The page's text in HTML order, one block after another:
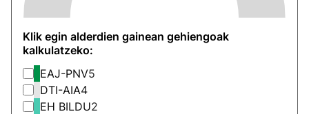
Klik egin alderdien gainean gehiengoak
kalkulatzeko:
EAJ-PNV5
DTI-AIA4
EH BILDU2